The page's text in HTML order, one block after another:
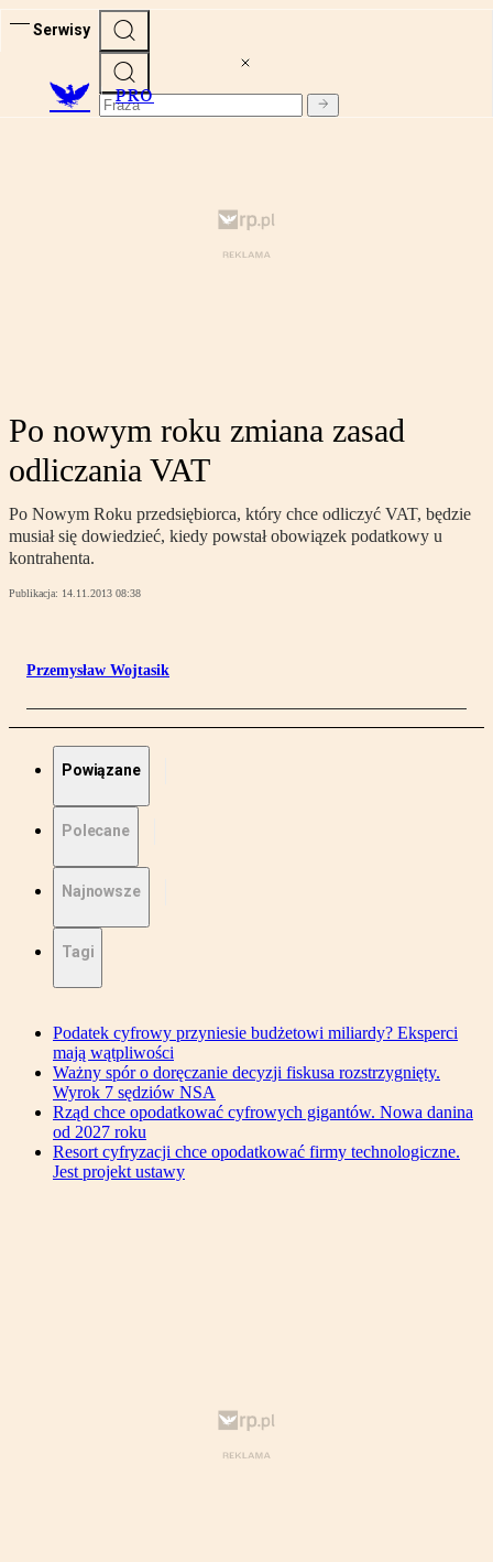
Serwisy
PRO
Po nowym roku zmiana zasad
odliczania VAT
Po Nowym Roku przedsiębiorca, który chce odliczyć VAT, będzie
musiał się dowiedzieć, kiedy powstał obowiązek podatkowy u
kontrahenta.
Publikacja: 14.11.2013 08:38
Przemysław Wojtasik
Powiązane
Polecane
Najnowsze
Tagi
Podatek cyfrowy przyniesie budżetowi miliardy? Eksperci
mają wątpliwości
Ważny spór o doręczanie decyzji fiskusa rozstrzygnięty.
Wyrok 7 sędziów NSA
Rząd chce opodatkować cyfrowych gigantów. Nowa danina
od 2027 roku
Resort cyfryzacji chce opodatkować firmy technologiczne.
Jest projekt ustawy